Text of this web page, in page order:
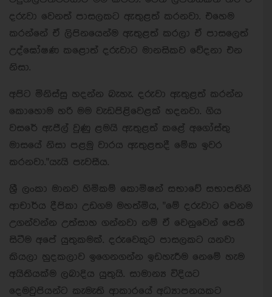
දරුවා වෙනත් පාසලකට ඇතුළත් කරනවා. එහෙම
කරන්නේ ඒ ලිපිනයෙන්ම ඇතුළත් කරලා ඒ පාසලෙත්
උද්ඝෝෂණ කළොත් දරුවාට මානසිකව වේදනා එන
නිසා.
අපිට මිනිස්සු හදන්න බැහැ. දරුවා ඇතුළත් කරන්න
කොහොම හරි මම වැඩපිළිවෙළක් හදනවා. ගිය
වසරේ ඇපීල් වුණු ළමයි ඇතුළත් කළේ අගෝස්තු
මාසයේ නිසා පළමු වාරය ඇතුළතදී මේක ඉවර
කරනවා."යැයි පැවසීය.
ශ්‍රී ලංකා මානව හිමිකම් කොමිෂන් සභාවේ සභාපතිනි
ආචාර්ය දීපිකා උඩගම මහත්මිය, "මේ දරුවාට වෙනම
උගන්වන්න උත්සාහ ගන්නවා නම් ඒ වෙනුවෙන් පෙනී
සිටීම අපේ යුතුකමක්. දරුවෙකුට පාසලකට යනවා
කියලා හුදකලාව ඉගෙනගන්න ඉඩහැරීම නෙමේ හැම
අයිතියක්ම ලබාදිය යුතුයි. සාමාන්‍ය විදියට
දෙමවුපියන්ට කැමැති ආකාරයේ අධ්‍යාපනයකට